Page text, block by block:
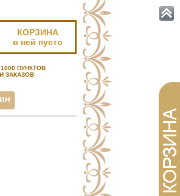
КОРЗИНА
в ней пусто
ПУНКТОВ
ЗАКАЗОВ